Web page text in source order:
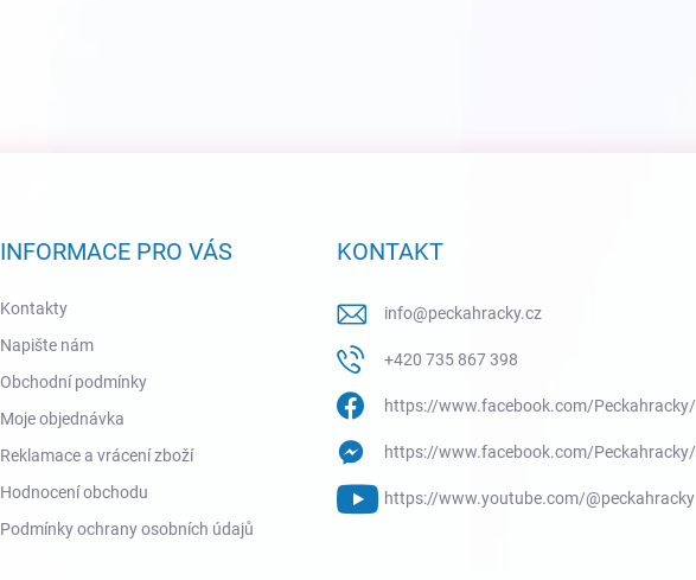
INFORMACE PRO VÁS
Kontakty
Napište nám
Obchodní podmínky
Moje objednávka
Reklamace a vrácení zboží
Hodnocení obchodu
Podmínky ochrany osobních údajů
KONTAKT
info@peckahracky.cz
+420 735 867 398
https://www.facebook.com/Peckahracky/
https://www.facebook.com/Peckahracky/
https://www.youtube.com/@peckahracky